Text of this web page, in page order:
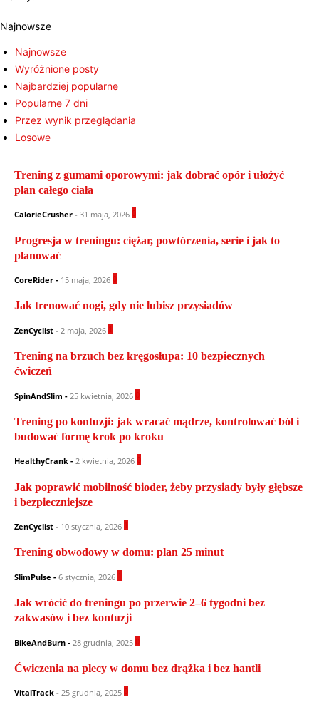
Najnowsze
Najnowsze
Wyróżnione posty
Najbardziej popularne
Popularne 7 dni
Przez wynik przeglądania
Losowe
Trening z gumami oporowymi: jak dobrać opór i ułożyć
plan całego ciała
CalorieCrusher - 31 maja, 2026
Progresja w treningu: ciężar, powtórzenia, serie i jak to
planować
CoreRider - 15 maja, 2026
Jak trenować nogi, gdy nie lubisz przysiadów
ZenCyclist - 2 maja, 2026
Trening na brzuch bez kręgosłupa: 10 bezpiecznych
ćwiczeń
SpinAndSlim - 25 kwietnia, 2026
Trening po kontuzji: jak wracać mądrze, kontrolować ból i
budować formę krok po kroku
HealthyCrank - 2 kwietnia, 2026
Jak poprawić mobilność bioder, żeby przysiady były głębsze
i bezpieczniejsze
ZenCyclist - 10 stycznia, 2026
Trening obwodowy w domu: plan 25 minut
SlimPulse - 6 stycznia, 2026
Jak wrócić do treningu po przerwie 2–6 tygodni bez
zakwasów i bez kontuzji
BikeAndBurn - 28 grudnia, 2025
Ćwiczenia na plecy w domu bez drążka i bez hantli
VitalTrack - 25 grudnia, 2025